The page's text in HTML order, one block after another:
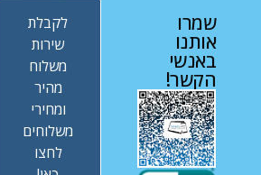
שמרו
אותנו
באנשי
הקשר!
לקבלת
שירות
משלוח
מהיר
ומחירי
משלוחים
לחצו